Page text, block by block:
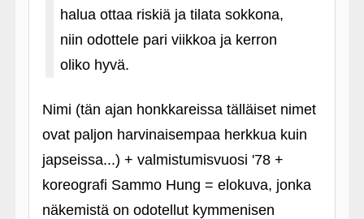
halua ottaa riskiä ja tilata sokkona,
niin odottele pari viikkoa ja kerron
oliko hyvä.
Nimi (tän ajan honkkareissa tälläiset nimet
ovat paljon harvinaisempaa herkkua kuin
japseissa...) + valmistumisvuosi '78 +
koreografi Sammo Hung = elokuva, jonka
näkemistä on odotellut kymmenisen